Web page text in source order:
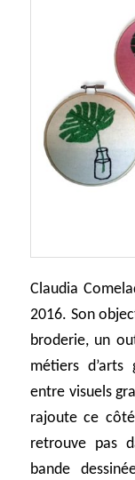
Claudia
2016. Son
broderie, un
métiers d’arts
entre visuels
rajoute ce
retrouve pas
bande